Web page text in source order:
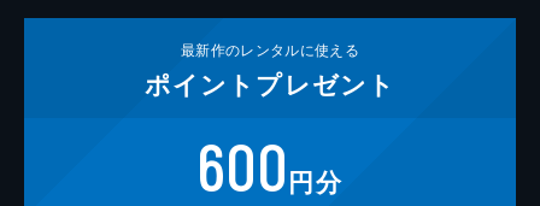
最新作のレンタルに使える
ポイント プレゼント
600円分